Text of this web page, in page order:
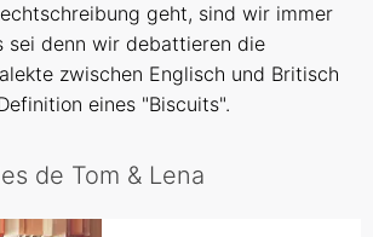
geht, sind wir immer
sei denn wir debattieren die
zwischen Englisch und Britisch
eines "Biscuits".
de Tom & Lena